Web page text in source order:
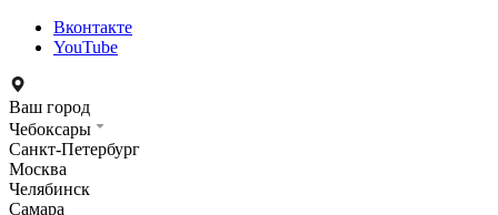
Вконтакте
YouTube
Ваш город
Чебоксары
Санкт-Петербург
Москва
Челябинск
Самара